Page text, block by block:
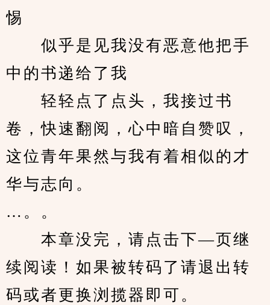
惕
似乎是见我没有恶意他把手
中的书递给了我
轻轻点了点头，我接过书
卷，快速翻阅，心中暗自赞叹，
这位青年果然与我有着相似的才
华与志向。
…。。
本章没完，请点击下—页继
续阅读！如果被转码了请退出转
码或者更换浏揽器即可。